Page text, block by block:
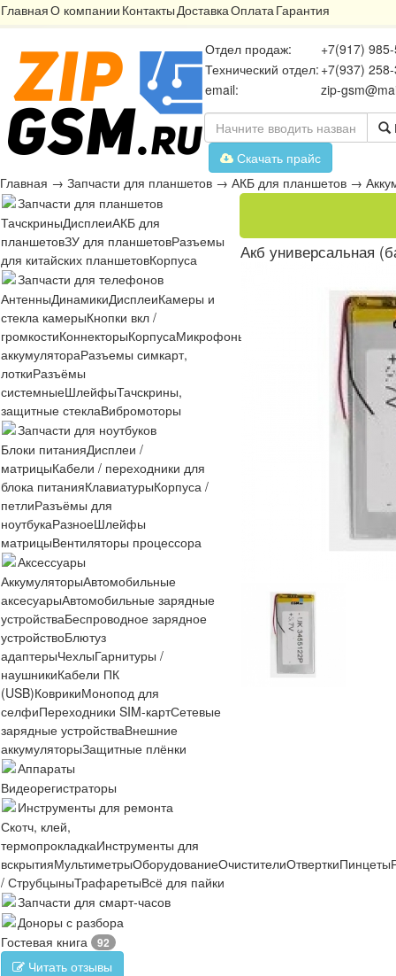
ГлавнаяО компании КонтактыДоставкаОплатаГарантия
Отдел продаж:
+7(917)
Технический отдел: +7(937)
email:
zip-
Скачать прайс
Главная → Запчасти для планшетов → АКБ для планшетов →
Запчасти для планшетов
ТачскриныДисплеиАКБ для
планшетовЗУ для планшетовРазъемы
для китайских планшетовКорпуса
Запчасти для телефонов
АнтенныДинамикиДисплеиКамеры и
стекла камерыКнопки вкл /
громкостиКоннекторыКорпусаМикрофоны Платы
аккумулятораРазъемы симкарт,
лоткиРазъёмы
системныеШлейфыТачскрины,
защитные стеклаВибромоторы
Запчасти для ноутбуков
Блоки питанияДисплеи /
матрицыКабели / переходники для
блока питанияКлавиатурыКорпуса /
петлиРазъёмы для
ноутбукаРазноеШлейфы
матрицыВентиляторы процессора
Аксессуары
АккумуляторыАвтомобильные
аксесуарыАвтомобильные зарядные
устройстваБеспроводное зарядное
устройствоБлютуз
адаптерыЧехлыГарнитуры /
наушникиКабели ПК
(USB)КоврикиМонопод для
селфиПереходники SIM-картСетевые
зарядные устройстваВнешние
аккумуляторыЗащитные плёнки
Аппараты
Видеорегистраторы
Инструменты для ремонта
Скотч, клей,
термопрокладкаИнструменты для
вскрытияМультиметрыОборудованиеОчистителиОтверткиПинцеты
/ СтрубцыныТрафаретыВсё для пайки
Запчасти для смарт-часов
Доноры с разбора
Гостевая книга
92
Читать отзывы
Акб универсальная